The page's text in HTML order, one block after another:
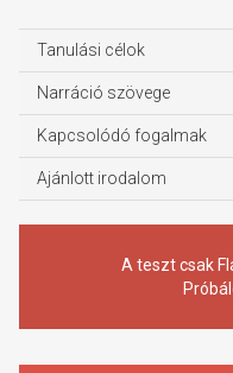
Tanulási célok
Narráció szövege
Kapcsolódó fogalmak
Ajánlott irodalom
A teszt csak